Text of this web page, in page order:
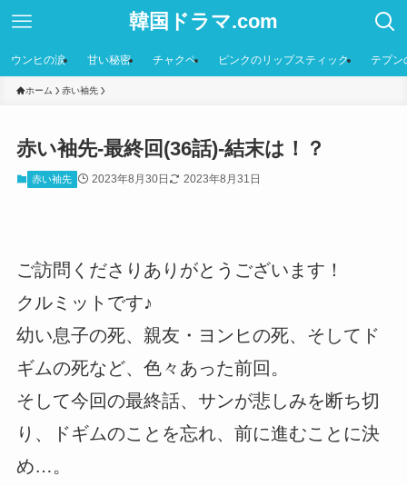
韓国ドラマ.com
ウンヒの涙 甘い秘密 チャクペ ピンクのリップスティック テプン
ホーム 赤い袖先
赤い袖先-最終回(36話)-結末は！？
赤い袖先 2023年8月30日 2023年8月31日
ご訪問くださりありがとうございます！
クルミットです♪
幼い息子の死、親友・ヨンヒの死、そしてド
ギムの死など、色々あった前回。
そして今回の最終話、サンが悲しみを断ち切
り、ドギムのことを忘れ、前に進むことに決
め…。